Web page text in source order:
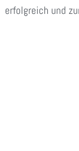
erfolgreich und